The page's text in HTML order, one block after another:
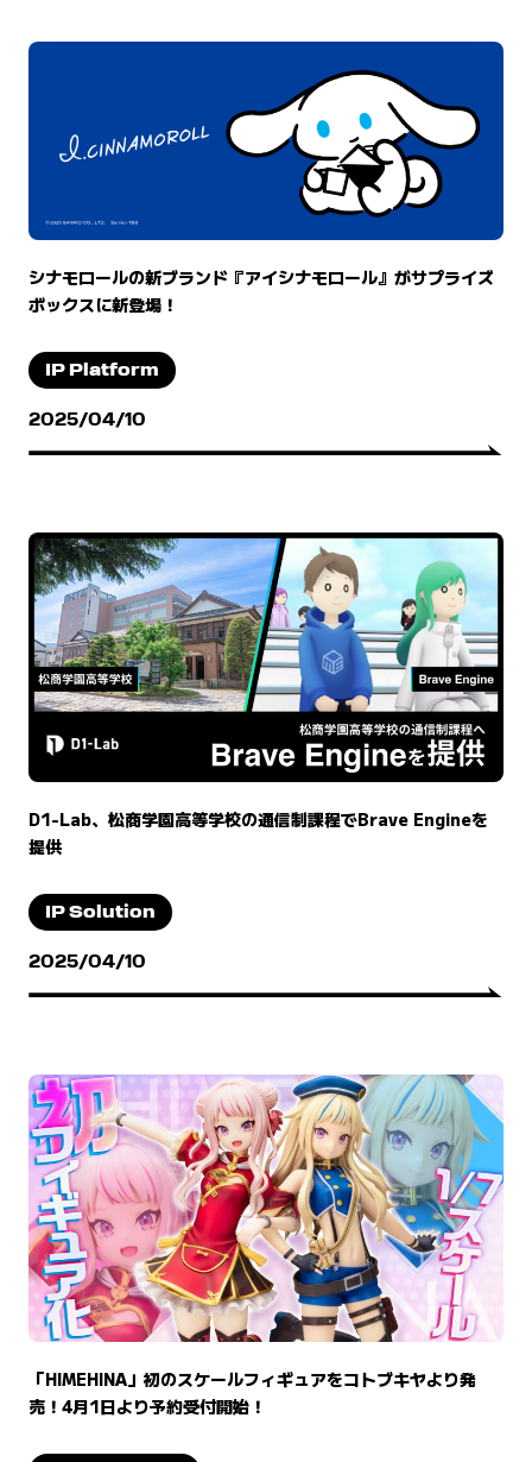
シナモロールの新ブランド『アイシナモロール』がサプライズ
ボックスに新登場！
IP Platform
2025/04/10
D1-Lab、松商学園高等学校の通信制課程でBrave Engineを
提供
IP Solution
2025/04/10
「HIMEHINA」初のスケールフィギュアをコトブキヤより発
売！4月1日より予約受付開始！